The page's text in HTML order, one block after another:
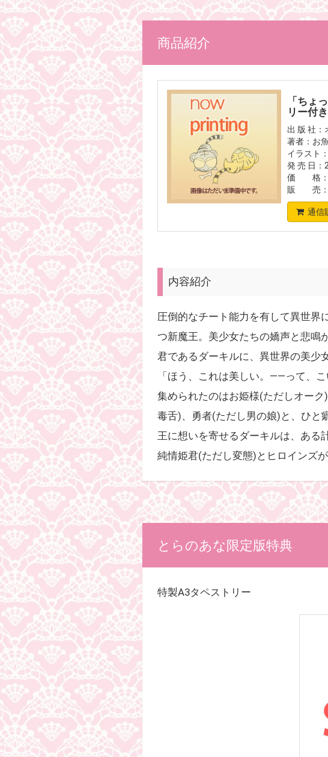
商品紹介
「ちょ
リー付
出 版 社：
著者：お
イラスト
発 売 日：
価 格：
販 売：
通信
内容紹介
圧倒的なチート能力を有して異世界
つ新魔王。美少女たちの嬌声と悲鳴
君であるダーキルに、異世界の美少
「ほう、これは美しい。——って、
集められたのはお姫様(ただしオー
毒舌)、勇者(ただし男の娘)と、ひと
王に想いを寄せるダーキルは、ある
純情姫君(ただし変態)とヒロインズ
とらのあな限定版特典
特製A3タペストリー